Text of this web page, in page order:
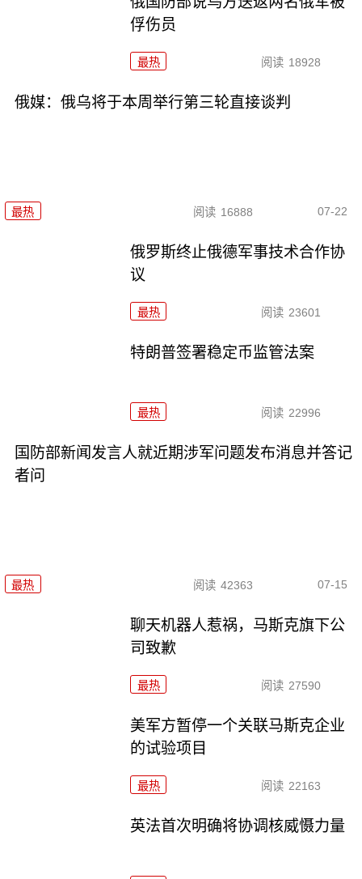
俘伤员
最热 阅读 18928
俄媒：俄乌将于本周举行第三轮直接谈判
最热 阅读 16888 07-22
俄罗斯终止俄德军事技术合作协
议
最热 阅读 23601
特朗普签署稳定币监管法案
最热 阅读 22996
国防部新闻发言人就近期涉军问题发布消息并答记
者问
最热 阅读 42363 07-15
聊天机器人惹祸，马斯克旗下公
司致歉
最热 阅读 27590
美军方暂停一个关联马斯克企业
的试验项目
最热 阅读 22163
英法首次明确将协调核威慑力量